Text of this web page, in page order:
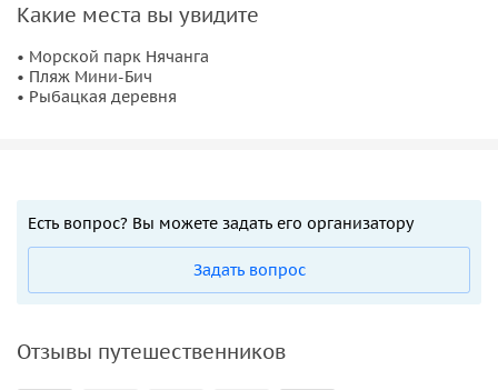
Какие места вы увидите
• Морской парк Нячанга
• Пляж Мини-Бич
• Рыбацкая деревня
Есть вопрос? Вы можете задать его организатору
Задать вопрос
Отзывы путешественников